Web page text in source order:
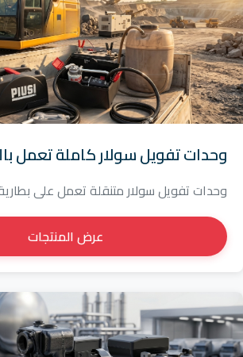
وحدات تفويل سولار كاملة تعمل
وحدات تفويل سولار متنقلة تعمل على بطارية
عرض المنتجات